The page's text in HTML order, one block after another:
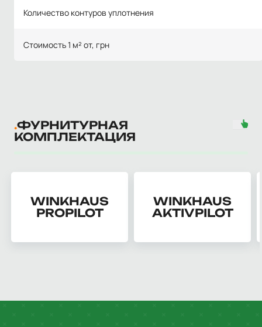
Количество контуров уплотнения
Стоимость 1 м² от, грн
ФУРНИТУРНАЯ
КОМПЛЕКТАЦИЯ
WINKHAUS
PROPILOT
WINKHAUS
AKTIVPILOT